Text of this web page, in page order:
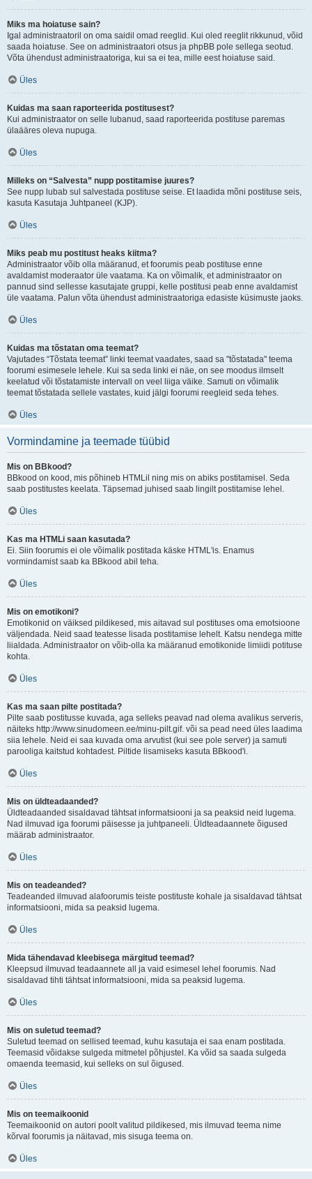
Miks ma hoiatuse sain?
Igal administraatoril on oma saidil omad reeglid. Kui oled reeglit rikkunud, võid
saada hoiatuse. See on administraatori otsus ja phpBB pole sellega seotud.
Võta ühendust administraatoriga, kui sa ei tea, mille eest hoiatuse said.
Üles
Kuidas ma saan raporteerida postitusest?
Kui administraator on selle lubanud, saad raporteerida postituse paremas
ülaääres oleva nupuga.
Üles
Milleks on “Salvesta” nupp postitamise juures?
See nupp lubab sul salvestada postituse seise. Et laadida mõni postituse seis,
kasuta Kasutaja Juhtpaneel (KJP).
Üles
Miks peab mu postitust heaks kiitma?
Administraator võib olla määranud, et foorumis peab postituse enne
avaldamist moderaator üle vaatama. Ka on võimalik, et administraator on
pannud sind sellesse kasutajate gruppi, kelle postitusi peab enne avaldamist
üle vaatama. Palun võta ühendust administraatoriga edasiste küsimuste jaoks.
Üles
Kuidas ma tõstatan oma teemat?
Vajutades “Tõstata teemat” linki teemat vaadates, saad sa "tõstatada" teema
foorumi esimesele lehele. Kui sa seda linki ei näe, on see moodus ilmselt
keelatud või tõstatamiste intervall on veel liiga väike. Samuti on võimalik
teemat tõstatada sellele vastates, kuid jälgi foorumi reegleid seda tehes.
Üles
Vormindamine ja teemade tüübid
Mis on BBkood?
BBkood on kood, mis põhineb HTMLil ning mis on abiks postitamisel. Seda
saab postitustes keelata. Täpsemad juhised saab lingilt postitamise lehel.
Üles
Kas ma HTMLi saan kasutada?
Ei. Siin foorumis ei ole võimalik postitada käske HTML'is. Enamus
vormindamist saab ka BBkood abil teha.
Üles
Mis on emotikoni?
Emotikonid on väiksed pildikesed, mis aitavad sul postituses oma emotsioone
väljendada. Neid saad teatesse lisada postitamise lehelt. Katsu nendega mitte
liialdada. Administraator on võib-olla ka määranud emotikonide limiidi potituse
kohta.
Üles
Kas ma saan pilte postitada?
Pilte saab postitusse kuvada, aga selleks peavad nad olema avalikus serveris,
näiteks http://www.sinudomeen.ee/minu-pilt.gif. või sa pead need üles laadima
siia lehele. Neid ei saa kuvada oma arvutist (kui see pole server) ja samuti
parooliga kaitstud kohtadest. Piltide lisamiseks kasuta BBkood'i.
Üles
Mis on üldteadaanded?
Üldteadaanded sisaldavad tähtsat informatsiooni ja sa peaksid neid lugema.
Nad ilmuvad iga foorumi päisesse ja juhtpaneeli. Üldteadaannete õigused
määrab administraator.
Üles
Mis on teadeanded?
Teadeanded ilmuvad alafoorumis teiste postituste kohale ja sisaldavad tähtsat
informatsiooni, mida sa peaksid lugema.
Üles
Mida tähendavad kleebisega märgitud teemad?
Kleepsud ilmuvad teadaannete all ja vaid esimesel lehel foorumis. Nad
sisaldavad tihti tähtsat informatsiooni, mida sa peaksid lugema.
Üles
Mis on suletud teemad?
Suletud teemad on sellised teemad, kuhu kasutaja ei saa enam postitada.
Teemasid võidakse sulgeda mitmetel põhjustel. Ka võid sa saada sulgeda
omaenda teemasid, kui selleks on sul õigused.
Üles
Mis on teemaikoonid
Teemaikoonid on autori poolt valitud pildikesed, mis ilmuvad teema nime
kõrval foorumis ja näitavad, mis sisuga teema on.
Üles